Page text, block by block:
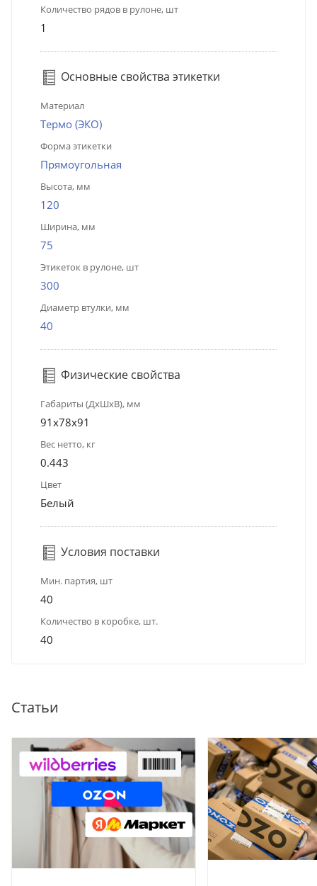
Количество рядов в рулоне, шт
1
Основные свойства этикетки
Материал
Термо (ЭКО)
Форма этикетки
Прямоугольная
Высота, мм
120
Ширина, мм
75
Этикеток в рулоне, шт
300
Диаметр втулки, мм
40
Физические свойства
Габариты (ДхШхВ), мм
91x78x91
Вес нетто, кг
0.443
Цвет
Белый
Условия поставки
Мин. партия, шт
40
Количество в коробке, шт.
40
Статьи